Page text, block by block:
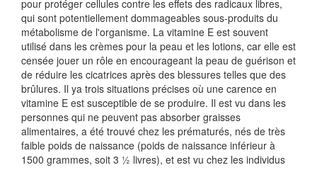
pour protéger cellules contre les effets des radicaux libres,
qui sont potentiellement dommageables sous-produits du
métabolisme de l'organisme. La vitamine E est souvent
utilisé dans les crèmes pour la peau et les lotions, car elle est
censée jouer un rôle en encourageant la peau de guérison et
de réduire les cicatrices après des blessures telles que des
brûlures. Il ya trois situations précises où une carence en
vitamine E est susceptible de se produire. Il est vu dans les
personnes qui ne peuvent pas absorber graisses
alimentaires, a été trouvé chez les prématurés, nés de très
faible poids de naissance (poids de naissance inférieur à
1500 grammes, soit 3 ½ livres), et est vu chez les individus